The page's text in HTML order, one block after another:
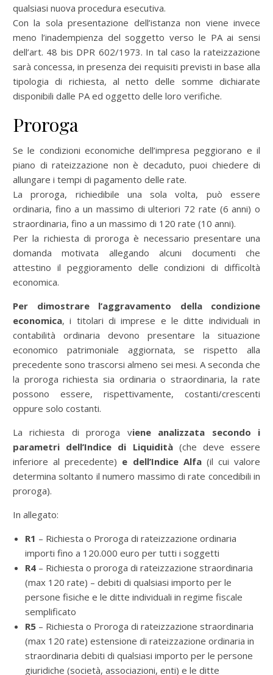
qualsiasi nuova procedura esecutiva.
Con la sola presentazione dell’istanza non viene invece
meno l’inadempienza del soggetto verso le PA ai sensi
dell’art. 48 bis DPR 602/1973. In tal caso la rateizzazione
sarà concessa, in presenza dei requisiti previsti in base alla
tipologia di richiesta, al netto delle somme dichiarate
disponibili dalle PA ed oggetto delle loro verifiche.
Proroga
Se le condizioni economiche dell’impresa peggiorano e il
piano di rateizzazione non è decaduto, puoi chiedere di
allungare i tempi di pagamento delle rate.
La proroga, richiedibile una sola volta, può essere
ordinaria, fino a un massimo di ulteriori 72 rate (6 anni) o
straordinaria, fino a un massimo di 120 rate (10 anni).
Per la richiesta di proroga è necessario presentare una
domanda motivata allegando alcuni documenti che
attestino il peggioramento delle condizioni di difficoltà
economica.
Per dimostrare l’aggravamento della condizione
economica, i titolari di imprese e le ditte individuali in
contabilità ordinaria devono presentare la situazione
economico patrimoniale aggiornata, se rispetto alla
precedente sono trascorsi almeno sei mesi. A seconda che
la proroga richiesta sia ordinaria o straordinaria, la rate
possono essere, rispettivamente, costanti/crescenti
oppure solo costanti.
La richiesta di proroga viene analizzata secondo i
parametri dell’Indice di Liquidità(che deve essere
inferiore al precedente) e dell’Indice Alfa(il cui valore
determina soltanto il numero massimo di rate concedibili in
proroga).
In allegato:
R1 – Richiesta o Proroga di rateizzazione ordinaria
importi fino a 120.000 euro per tutti i soggetti
R4 – Richiesta o proroga di rateizzazione straordinaria
(max 120 rate) – debiti di qualsiasi importo per le
persone fisiche e le ditte individuali in regime fiscale
semplificato
R5 – Richiesta o Proroga di rateizzazione straordinaria
(max 120 rate) estensione di rateizzazione ordinaria in
straordinaria debiti di qualsiasi importo per le persone
giuridiche (società, associazioni, enti) e le ditte